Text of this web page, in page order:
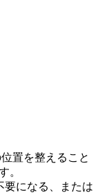
置を整えること
。
要になる、または